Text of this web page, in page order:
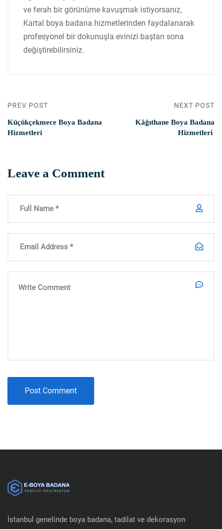
ve ferah bir görünüme kavuşmak istiyorsanız,
Kartal boya badana hizmetlerinden faydalanarak
profesyonel bir dokunuşla evinizi baştan sona
değiştirebilirsiniz.
PREV POST
Küçükçekmece Boya Badana
Hizmetleri
NEXT POST
Kâğıthane Boya Badana
Hizmetleri
Leave a Comment
İstanbul genelinde boya badana, tadilat ve dekorasyon